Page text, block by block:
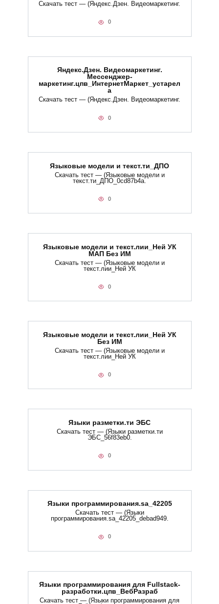
Скачать тест — (Яндекс.Дзен. Видеомаркетинг.
0
Яндекс.Дзен. Видеомаркетинг.
Мессенджер-
маркетинг.цпв_ИнтернетМаркет_устарел
а
Скачать тест — (Яндекс.Дзен. Видеомаркетинг.
0
Языковые модели и текст.ти_ДПО
Скачать тест — (Языковые модели и
текст.ти_ДПО_0cd87b4a.
0
Языковые модели и текст.лии_Ней УК
МАП Без ИМ
Скачать тест — (Языковые модели и
текст.лии_Ней УК
0
Языковые модели и текст.лии_Ней УК
Без ИМ
Скачать тест — (Языковые модели и
текст.лии_Ней УК
0
Языки разметки.ти​ ЭБС
Скачать тест — (Языки разметки.ти​
ЭБС_56f83eb0.
0
Языки программирования.sa_42205
Скачать тест — (Языки
программирования.sa_42205_debad949.
0
Языки программирования для Fullstack-
разработки.цпв_ВебРазраб
Скачать тест — (Языки программирования для